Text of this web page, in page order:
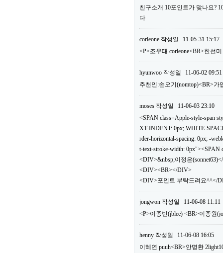
친구소개 10포인트가 맞나요?
다
corleone 작성일
11-05-31 15:17
<P>조우태 corleone<BR>한선
hyunwoo 작성일
11-06-02 09:51
추천인:손오기(nomtop)<BR>
moses 작성일
11-06-03 23:10
<SPAN class=Apple-style-span
XT-INDENT: 0px; WHITE-
rder-horizontal-spacing: 0px; -
t-text-stroke-width: 0px"><SPAN
<DIV>&nbsp;이정은
<DIV><BR></DIV>
<DIV>포인트 부탁드려요^^</
jongwon 작성일
11-06-08 11:11
<P>이종빈(jblee) <BR>이종원
henny 작성일
11-06-08 16:05
이혜연 puuh<BR>안명환